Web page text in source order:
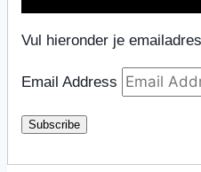
Vul hieronder je
Email Address
Subscribe